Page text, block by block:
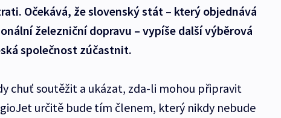
Očekává, že slovenský stát – který objednává
železniční dopravu – vypíše další výběrová
společnost zúčastnit.
chuť soutěžit a ukázat, zda-li mohou připravit
určitě bude tím členem, který nikdy nebude